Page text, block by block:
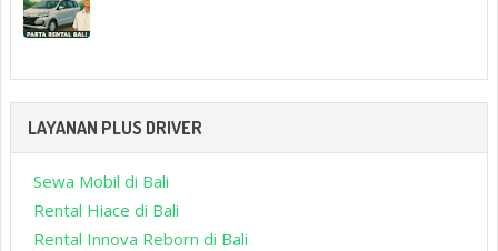
LAYANAN PLUS DRIVER
Sewa Mobil di Bali
Rental Hiace di Bali
Rental Innova Reborn di Bali